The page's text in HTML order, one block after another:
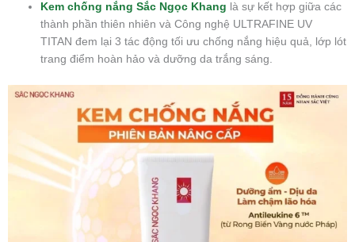
Kem chống nắng Sắc Ngọc Khang là sự kết hợp giữa các
thành phần thiên nhiên và Công nghệ ULTRAFINE UV
TITAN đem lại 3 tác động tối ưu chống nắng hiệu quả, lớp lót
trang điểm hoàn hảo và dưỡng da trắng sáng.